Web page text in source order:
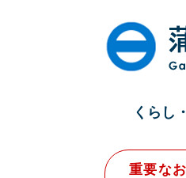
くらし
重要な